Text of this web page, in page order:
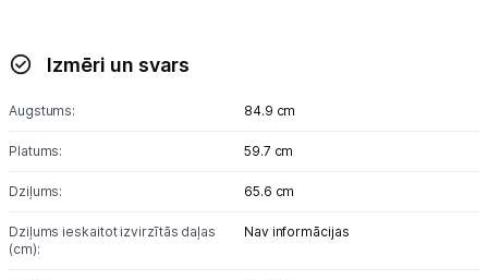
Izmēri un svars
Augstums: 84.9 cm
Platums: 59.7 cm
Dziļums: 65.6 cm
Dziļums ieskaitot izvirzītās daļas
(cm):
Nav informācijas